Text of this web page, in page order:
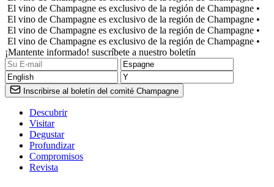
El vino de Champagne es exclusivo de la región de Champagne •
El vino de Champagne es exclusivo de la región de Champagne •
El vino de Champagne es exclusivo de la región de Champagne •
El vino de Champagne es exclusivo de la región de Champagne •
¡Mantente informado! suscríbete a nuestro boletín
Inscribirse al boletín del comité Champagne
Descubrir
Visitar
Degustar
Profundizar
Compromisos
Revista